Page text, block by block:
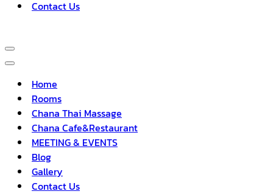
Contact Us
Navigation
Menu
Navigation
Menu
Home
Rooms
Chana Thai Massage
Chana Cafe&Restaurant
MEETING & EVENTS
Blog
Gallery
Contact Us